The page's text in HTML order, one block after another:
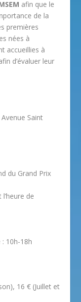
afin que le
de la
premières
nées à
accueillies à
d’évaluer leur
Saint
du Grand Prix
de
10h-18h
16 € (Juillet et